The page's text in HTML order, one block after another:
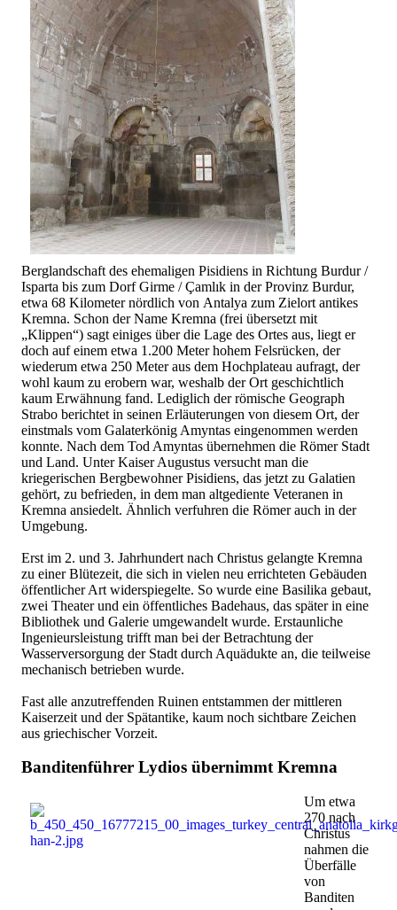
Berglandschaft des ehemaligen Pisidiens in Richtung Burdur /
Isparta bis zum Dorf Girme / Çamlık in der Provinz Burdur,
etwa 68 Kilometer nördlich von Antalya zum Zielort antikes
Kremna. Schon der Name Kremna (frei übersetzt mit
„Klippen“) sagt einiges über die Lage des Ortes aus, liegt er
doch auf einem etwa 1.200 Meter hohem Felsrücken, der
wiederum etwa 250 Meter aus dem Hochplateau aufragt, der
wohl kaum zu erobern war, weshalb der Ort geschichtlich
kaum Erwähnung fand. Lediglich der römische Geograph
Strabo berichtet in seinen Erläuterungen von diesem Ort, der
einstmals vom Galaterkönig Amyntas eingenommen werden
konnte. Nach dem Tod Amyntas übernehmen die Römer Stadt
und Land. Unter Kaiser Augustus versucht man die
kriegerischen Bergbewohner Pisidiens, das jetzt zu Galatien
gehört, zu befrieden, in dem man altgediente Veteranen in
Kremna ansiedelt. Ähnlich verfuhren die Römer auch in der
Umgebung.
Erst im 2. und 3. Jahrhundert nach Christus gelangte Kremna
zu einer Blütezeit, die sich in vielen neu errichteten Gebäuden
öffentlicher Art widerspiegelte. So wurde eine Basilika gebaut,
zwei Theater und ein öffentliches Badehaus, das später in eine
Bibliothek und Galerie umgewandelt wurde. Erstaunliche
Ingenieursleistung trifft man bei der Betrachtung der
Wasserversorgung der Stadt durch Aquädukte an, die teilweise
mechanisch betrieben wurde.
Fast alle anzutreffenden Ruinen entstammen der mittleren
Kaiserzeit und der Spätantike, kaum noch sichtbare Zeichen
aus griechischer Vorzeit.
Banditenführer Lydios übernimmt Kremna
Um etwa
270 nach
Christus
nahmen die
Überfälle
von
Banditen